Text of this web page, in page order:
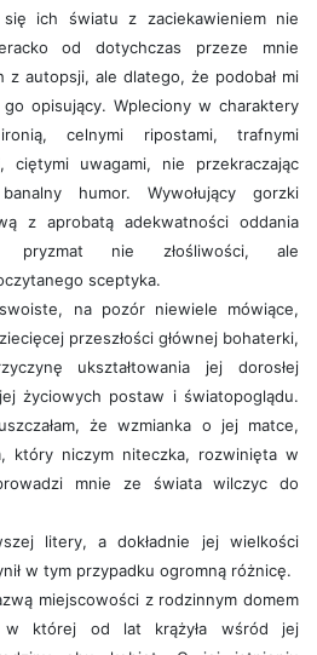
się ich światu z zaciekawieniem nie
od dotychczas przeze mnie
z autopsji, ale dlatego, że podobał mi
opisujący. Wpleciony w charaktery
celnymi ripostami, trafnymi
ciętymi uwagami, nie przekraczając
humor. Wywołujący gorzki
z aprobatą adekwatności oddania
pryzmat nie złośliwości, ale
sceptyka.
na pozór niewiele mówiące,
przeszłości głównej bohaterki,
ukształtowania jej dorosłej
życiowych postaw i światopoglądu.
że wzmianka o jej matce,
który niczym niteczka, rozwinięta w
mnie ze świata wilczyc do
litery, a dokładnie jej wielkości
w tym przypadku ogromną różnicę.
miejscowości z rodzinnym domem
której od lat krążyła wśród jej